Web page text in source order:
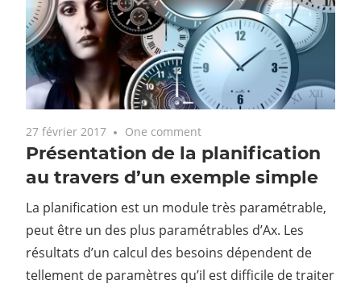
27 février 2017 One comment
Présentation de la planification
au travers d’un exemple simple
La planification est un module très paramétrable,
peut être un des plus paramétrables d’Ax. Les
résultats d’un calcul des besoins dépendent de
tellement de paramètres qu’il est difficile de traiter